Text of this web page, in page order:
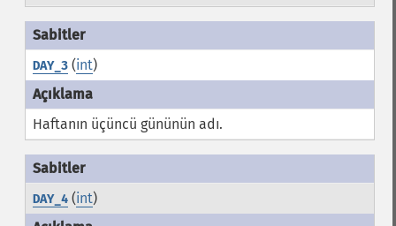
DAY_3(int)
Haftanın üçüncü gününün adı.
DAY_4(int)